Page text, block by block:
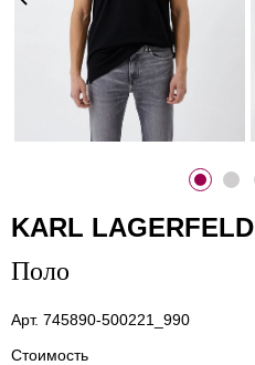
KARL LAGERFELD
Поло
Арт. 745890-500221_990
Стоимость